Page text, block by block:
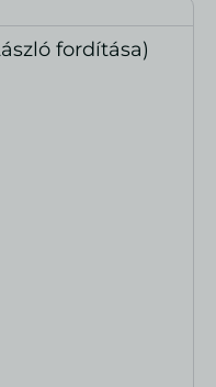
fordítása)